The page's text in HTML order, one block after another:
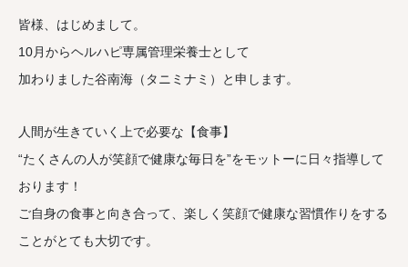
皆様、はじめまして。
10月からヘルハピ専属管理栄養士として
加わりました谷南海（タニミナミ）と申します。
人間が生きていく上で必要な【食事】
“たくさんの人が笑顔で健康な毎日を”をモットーに日々指導して
おります！
ご自身の食事と向き合って、楽しく笑顔で健康な習慣作りをする
ことがとても大切です。